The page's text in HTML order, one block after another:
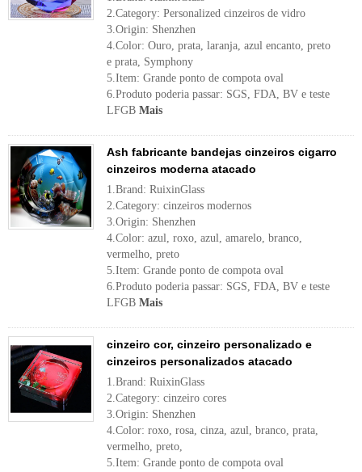
2.Category: Personalized cinzeiros de vidro
3.Origin: Shenzhen
4.Color: Ouro, prata, laranja, azul encanto, preto
e prata, Symphony
5.Item: Grande ponto de compota oval
6.Produto poderia passar: SGS, FDA, BV e teste
LFGB Mais
Ash fabricante bandejas cinzeiros cigarro
cinzeiros moderna atacado
1.Brand: RuixinGlass
2.Category: cinzeiros modernos
3.Origin: Shenzhen
4.Color: azul, roxo, azul, amarelo, branco,
vermelho, preto
5.Item: Grande ponto de compota oval
6.Produto poderia passar: SGS, FDA, BV e teste
LFGB Mais
cinzeiro cor, cinzeiro personalizado e
cinzeiros personalizados atacado
1.Brand: RuixinGlass
2.Category: cinzeiro cores
3.Origin: Shenzhen
4.Color: roxo, rosa, cinza, azul, branco, prata,
vermelho, preto,
5.Item: Grande ponto de compota oval